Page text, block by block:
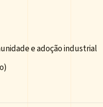
e adoção industrial